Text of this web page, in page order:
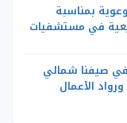
بمناسبة
في مستشفيات
في صيفنا شمالي